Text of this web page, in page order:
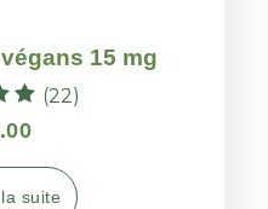
15 mg
(22)
suite